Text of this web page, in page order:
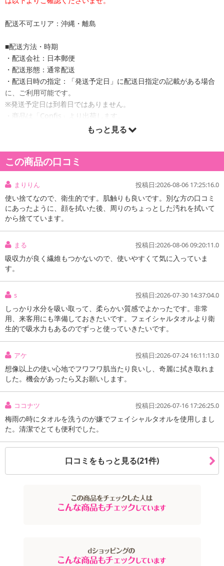
配送不可エリア：沖縄・離島
■配送方法・時期
・配送会社：日本郵便
・配送形態：通常配送
・配送日時の指定：「発送予定日」に配送日指定の記載がある場合
に、ご利用可能です。
※発送予定日は到着日ではありません。
・商品は「Confis」より出荷します。
商品詳細
もっと見る
この商品の口コミ
まりりん 投稿日:2026-08-06 17:25:16.0
使い捨てなので、衛生的です。肌触りも良いです。別な方の口コミ
にあったように、顔を拭いた後、周りのちょっとした汚れを拭いて
から捨てています。
まる 投稿日:2026-08-06 09:20:11.0
吸収力が良く繊維もつかないので、使いやすくて気に入っていま
す。
s 投稿日:2026-07-30 14:37:04.0
しっかり水分を吸い取って、柔らかい質感でよかったです。非常
用、来客用にも準備しておきたいです。フェイシャルタオルより衛
生的で吸水力もあるのでずっと使っていきたいです。
アケ 投稿日:2026-07-24 16:11:13.0
想像以上の使い心地でフワフワ肌当たり良いし、奇麗に拭き取れま
した。機会があったら又お願いします。
ココナツ 投稿日:2026-07-16 17:26:25.0
梅雨の時にタオルを洗うのが嫌でフェイシャルタオルを使用しまし
た。清潔でとても便利でした。
口コミをもっと見る(21件)